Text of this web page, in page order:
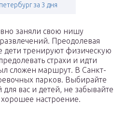
за 3 дня
заняли свою нишу
Преодолевая
дети тренируют физическую
страхи и идти
сложен маршрут. В Санкт-
парков. Выбирайте
вас и детей, не забывайте
настроение.